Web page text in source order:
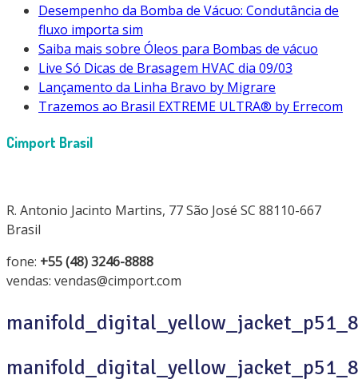
Desempenho da Bomba de Vácuo: Condutância de
fluxo importa sim
Saiba mais sobre Óleos para Bombas de vácuo
Live Só Dicas de Brasagem HVAC dia 09/03
Lançamento da Linha Bravo by Migrare
Trazemos ao Brasil EXTREME ULTRA® by Errecom
Cimport Brasil
R. Antonio Jacinto Martins, 77 São José SC 88110-667
Brasil
fone: +55 (48) 3246-8888
vendas: vendas@cimport.com